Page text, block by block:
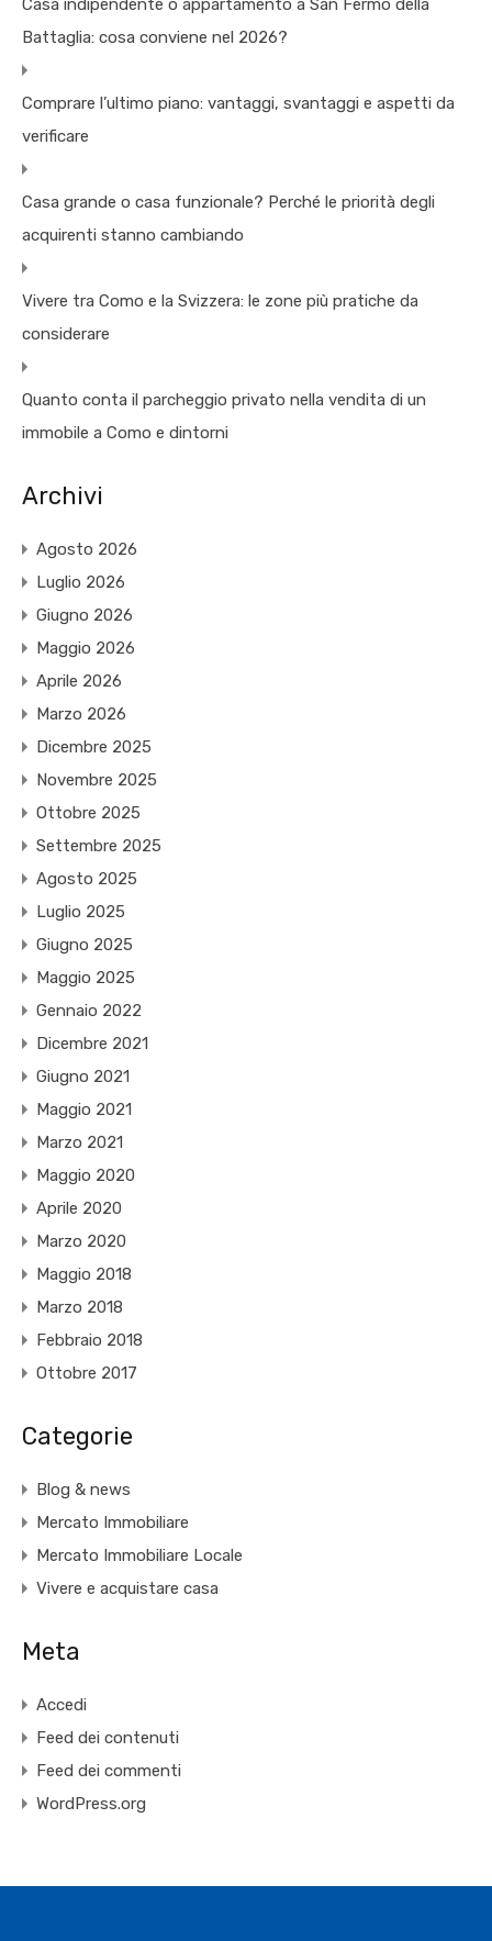
Casa indipendente o appartamento a San Fermo della
Battaglia: cosa conviene nel 2026?
Comprare l’ultimo piano: vantaggi, svantaggi e aspetti da
verificare
Casa grande o casa funzionale? Perché le priorità degli
acquirenti stanno cambiando
Vivere tra Como e la Svizzera: le zone più pratiche da
considerare
Quanto conta il parcheggio privato nella vendita di un
immobile a Como e dintorni
Archivi
Agosto 2026
Luglio 2026
Giugno 2026
Maggio 2026
Aprile 2026
Marzo 2026
Dicembre 2025
Novembre 2025
Ottobre 2025
Settembre 2025
Agosto 2025
Luglio 2025
Giugno 2025
Maggio 2025
Gennaio 2022
Dicembre 2021
Giugno 2021
Maggio 2021
Marzo 2021
Maggio 2020
Aprile 2020
Marzo 2020
Maggio 2018
Marzo 2018
Febbraio 2018
Ottobre 2017
Categorie
Blog & news
Mercato Immobiliare
Mercato Immobiliare Locale
Vivere e acquistare casa
Meta
Accedi
Feed dei contenuti
Feed dei commenti
WordPress.org